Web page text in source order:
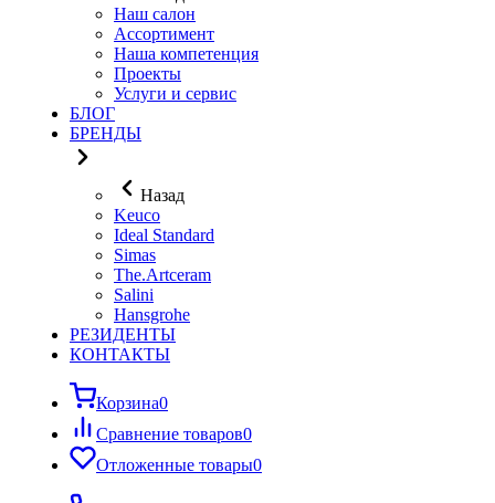
Наш салон
Ассортимент
Наша компетенция
Проекты
Услуги и сервис
БЛОГ
БРЕНДЫ
Назад
Keuco
Ideal Standard
Simas
The.Artceram
Salini
Hansgrohe
РЕЗИДЕНТЫ
КОНТАКТЫ
Корзина0
Сравнение товаров0
Отложенные товары0